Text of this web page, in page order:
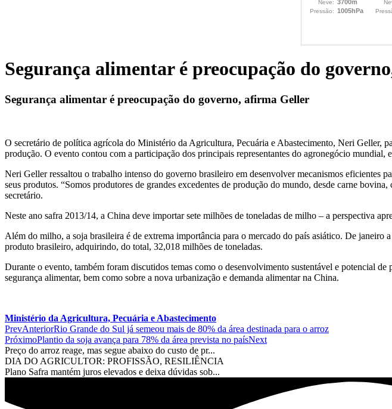
Segurança alimentar é preocupação do
Segurança alimentar é preocupação do governo, afirma Geller
O secretário de política agrícola do Ministério da Agricultura, Pecuária e Abastecimento, Neri Geller,
produção. O evento contou com a participação dos principais representantes do agronegócio
Neri Geller ressaltou o trabalho intenso do governo brasileiro em desenvolver mecanismos eficientes
seus produtos. “Somos produtores de grandes excedentes de produção do mundo, desde carne
secretário.
Neste ano safra 2013/14, a China deve importar sete milhões de toneladas de milho – a perspectiva
Além do milho, a soja brasileira é de extrema importância para o mercado do país asiático. De
produto brasileiro, adquirindo, do total, 32,018 milhões de toneladas.
Durante o evento, também foram discutidos temas como o desenvolvimento sustentável e potencial
segurança alimentar, bem como sobre a nova urbanização e demanda alimentar na China.
Ministério da Agricultura, Pecuária e Abastecimento
PrevAnteriorRio Grande do Sul já semeou mais de 80% da área destinada para o arroz
PróximoPlantio da soja avança para 78% da área prevista no paísNext
Preço do arroz reage, mas segue abaixo do custo de pr...
DIA DO AGRICULTOR: PROFISSÃO, RESILIÊNCIA
Plano Safra mantém juros elevados e deixa dúvidas sob...